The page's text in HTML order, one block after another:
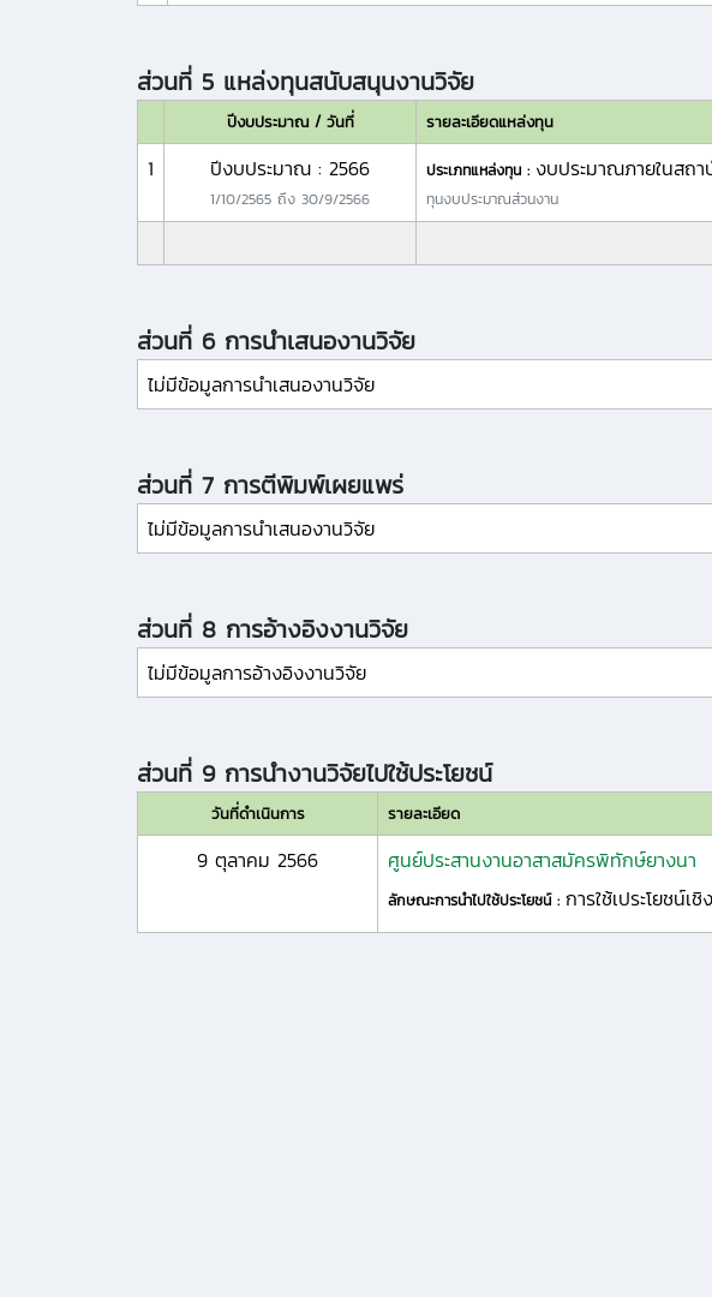
ส่วนที่ 5 แหล่งทุนสนับสนุนงานวิจัย
ปีงบประมาณ / วันที่ รายละเอียดแหล่งทุน
1 ปีงบประมาณ : 2566
1/10/2565 ถึง 30/9/2566
ประเภทแหล่งทุน : งบประมาณภายในสถ
ทุนงบประมาณส่วนงาน
ส่วนที่ 6 การนำเสนองานวิจัย
ไม่มีข้อมูลการนำเสนองานวิจัย
ส่วนที่ 7 การตีพิมพ์เผยแพร่
ไม่มีข้อมูลการนำเสนองานวิจัย
ส่วนที่ 8 การอ้างอิงงานวิจัย
ไม่มีข้อมูลการอ้างอิงงานวิจัย
ส่วนที่ 9 การนำงานวิจัยไปใช้ประโยชน์
วันที่ดำเนินการ รายละเอียด
9 ตุลาคม 2566 ศูนย์ประสานงานอาสาสมัครพิทักษ์ยางนา
ลักษณะการนำไปใช้ประโยชน์ : การใช้เประโยชน์เ